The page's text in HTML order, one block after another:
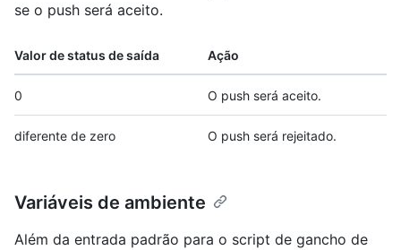
se o push será aceito.
Valor de status de saída Ação
0 O push será aceito.
diferente de zero O push será rejeitado.
Variáveis de ambiente
Além da entrada padrão para o script de gancho de